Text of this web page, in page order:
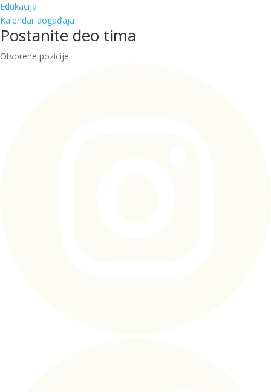
Edukacija
Kalendar događaja
Postanite deo tima
Otvorene pozicije